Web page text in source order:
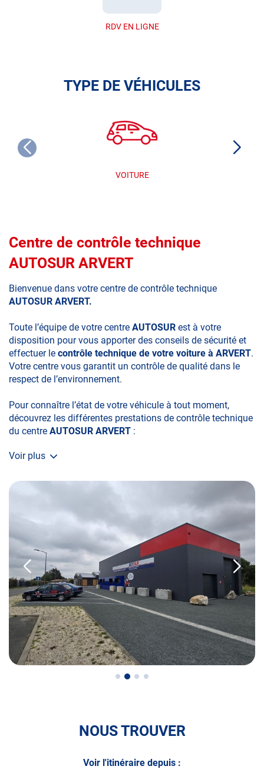
RDV EN LIGNE
TYPE DE VÉHICULES
VOITURE
Centre de contrôle technique
AUTOSUR ARVERT
Bienvenue dans votre centre de contrôle technique
AUTOSUR ARVERT.
Toute l’équipe de votre centre AUTOSUR est à votre
disposition pour vous apporter des conseils de sécurité et
effectuer le contrôle technique de votre voiture à ARVERT.
Votre centre vous garantit un contrôle de qualité dans le
respect de l’environnement.
Pour connaître l’état de votre véhicule à tout moment,
découvrez les différentes prestations de contrôle technique
du centre AUTOSUR ARVERT :
• le contrôle technique obligatoire
• la contre-visite
• le contrôle pollution
• le contrôle des véhicules hybrides ou électriques
• le contrôle technique des véhicules GPL/Gaz*
• le contrôle de la Catégorie L (moto, scooter, mobylette, 3
roues, quad, voiturette, voiture sans permis)
• le pré-contrôle contrôle technique ou contrôle technique
volontaire / partiel
N’attendez plus pour votre sécurité et faire vérifier votre
véhicule : Prenez RDV dans votrecentre de contrôle
Voir plus
NOUS TROUVER
Voir l'itinéraire depuis :